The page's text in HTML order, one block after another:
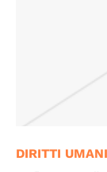
DIRITTI UMANI